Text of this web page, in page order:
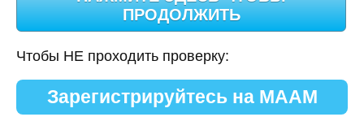
Чтобы НЕ проходить проверку:
Зарегистрируйтесь на МААМ